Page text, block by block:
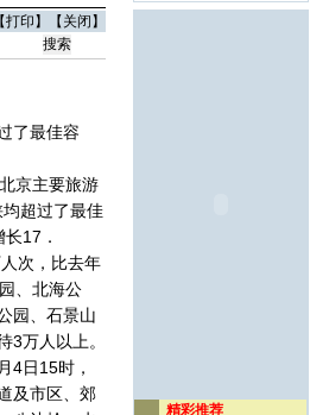
打印 】【 关闭 】
了最佳容
京主要旅游
超过了最佳
17．
次，比去年
、北海公
园、石景山
3万人以上。
日15时，
及市区、郊